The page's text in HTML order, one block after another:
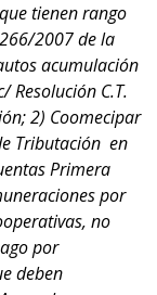
tienen rango
2007 de la
acumulación
Resolución C.T.
2) Coomecipar
Tributación en
Primera
por
no
por
deben